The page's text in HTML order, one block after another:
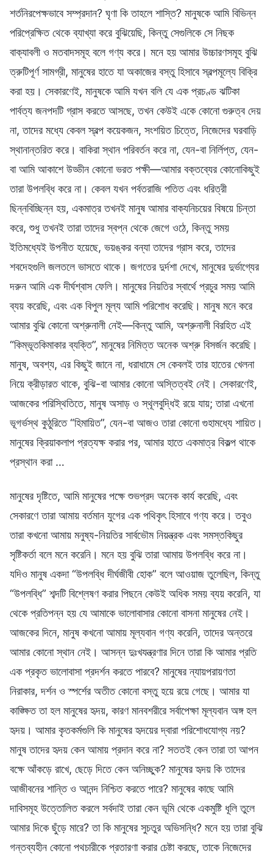
শর্তনিরপেক্ষভাবে সম্প্রদান? ঘৃণা কি তাহলে শাস্তি? মানুষকে আমি বিভিন্ন
পরিপ্রেক্ষিত থেকে ব্যাখ্যা করে বুঝিয়েছি, কিন্তু সেগুলিকে সে নিছক
বাক্যাবলী ও মতবাদসমূহ বলে গণ্য করে। মনে হয় আমার উচ্চারণসমূহ বুঝি
ত্রুটিপূর্ণ সামগ্রী, মানুষের হাতে যা অকাজের বস্তু হিসাবে স্বল্পমূল্যে বিক্রি
করা হয়। সেকারণেই, মানুষকে আমি যখন বলি যে এক প্রচণ্ড ঝটিকা
পার্বত্য জনপদটি গ্রাস করতে আসছে, তখন কেউই একে কোনো গুরুত্ব দেয়
না, তাদের মধ্যে কেবল স্বল্প কয়েকজন, সংশয়িত চিত্তে, নিজেদের ঘরবাড়ি
স্থানান্তরিত করে। বাকিরা স্থান পরিবর্তন করে না, যেন-বা নির্লিপ্ত, যেন-
বা আমি আকাশে উড্ডীন কোনো ভরত পক্ষী—আমার বক্তব্যের কোনোকিছুই
তারা উপলব্ধি করে না। কেবল যখন পর্বতরাজি পতিত এবং ধরিত্রী
ছিন্নবিচ্ছিন্ন হয়, একমাত্র তখনই মানুষ আমার বাক্যনিচয়ের বিষয়ে চিন্তা
করে, শুধু তখনই তারা তাদের স্বপ্ন থেকে জেগে ওঠে, কিন্তু সময়
ইতিমধ্যেই উপনীত হয়েছে, ভয়ঙ্কর বন্যা তাদের গ্রাস করে, তাদের
শবদেহগুলি জলতলে ভাসতে থাকে। জগতের দুর্দশা দেখে, মানুষের দুর্ভাগ্যের
দরুন আমি এক দীর্ঘশ্বাস ফেলি। মানুষের নিয়তির স্বার্থে প্রচুর সময় আমি
ব্যয় করেছি, এবং এক বিপুল মূল্য আমি পরিশোধ করেছি। মানুষ মনে করে
আমার বুঝি কোনো অশ্রুনালী নেই—কিন্তু আমি, অশ্রুনালী বিরহিত এই
“কিম্ভূতকিমাকার ব্যক্তি”, মানুষের নিমিত্ত অনেক অশ্রু বিসর্জন করেছি।
মানুষ, অবশ্য, এর কিছুই জানে না, ধরাধামে সে কেবলই তার হাতের খেলনা
নিয়ে ক্রীড়ারত থাকে, বুঝি-বা আমার কোনো অস্তিত্বই নেই। সেকারণেই,
আজকের পরিস্থিতিতে, মানুষ অসাড় ও স্থূলবুদ্ধিই রয়ে যায়; তারা এখনো
ভূগর্ভস্থ কুঠুরিতে “হিমায়িত”, যেন-বা আজও তারা কোনো গুহামধ্যে শায়িত।
মানুষের ক্রিয়াকলাপ প্রত্যক্ষ করার পর, আমার হাতে একমাত্র বিকল্প থাকে
প্রস্থান করা …
মানুষের দৃষ্টিতে, আমি মানুষের পক্ষে শুভপ্রদ অনেক কার্য করেছি, এবং
সেকারণে তারা আমায় বর্তমান যুগের এক পথিকৃৎ হিসাবে গণ্য করে। তবুও
তারা কখনো আমায় মনুষ্য-নিয়তির সার্বভৌম নিয়ন্ত্রক এবং সমস্তকিছুর
সৃষ্টিকর্তা বলে মনে করেনি। মনে হয় বুঝি তারা আমায় উপলব্ধি করে না।
যদিও মানুষ একদা “উপলব্ধি দীর্ঘজীবী হোক” বলে আওয়াজ তুলেছিল, কিন্তু
“উপলব্ধি” শব্দটি বিশ্লেষণ করার পিছনে কেউই অধিক সময় ব্যয় করেনি, যা
থেকে প্রতিপন্ন হয় যে আমাকে ভালোবাসার কোনো বাসনা মানুষের নেই।
আজকের দিনে, মানুষ কখনো আমায় মূল্যবান গণ্য করেনি, তাদের অন্তরে
আমার কোনো স্থান নেই। আসন্ন দুঃখযন্ত্রণার দিনে তারা কি আমার প্রতি
এক প্রকৃত ভালোবাসা প্রদর্শন করতে পারবে? মানুষের ন্যায়পরায়ণতা
নিরাকার, দর্শন ও স্পর্শের অতীত কোনো বস্তু হয়ে রয়ে গেছে। আমার যা
কাঙ্ক্ষিত তা হল মানুষের হৃদয়, কারণ মানবশরীরে সর্বাপেক্ষা মূল্যবান অঙ্গ হল
হৃদয়। আমার কৃতকর্মগুলি কি মানুষের হৃদয়ের দ্বারা পরিশোধযোগ্য নয়?
মানুষ তাদের হৃদয় কেন আমায় প্রদান করে না? সততই কেন তারা তা আপন
বক্ষে আঁকড়ে রাখে, ছেড়ে দিতে কেন অনিচ্ছুক? মানুষের হৃদয় কি তাদের
আজীবনের শান্তি ও আনন্দ নিশ্চিত করতে পারে? মানুষের কাছে আমি
দাবিসমূহ উত্তোলিত করলে সর্বদাই তারা কেন ভূমি থেকে একমুষ্টি ধূলি তুলে
আমার দিকে ছুঁড়ে মারে? তা কি মানুষের সুচতুর অভিসন্ধি? মনে হয় তারা বুঝি
গন্তব্যহীন কোনো পথচারীকে প্রতারণা করার চেষ্টা করছে, তাকে নিজেদের